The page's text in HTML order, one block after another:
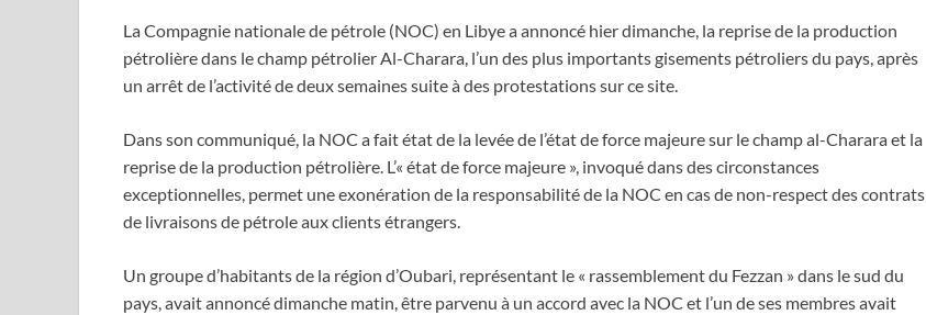
La Compagnie nationale de pétrole (NOC) en Libye a annoncé hier dimanche, la reprise de la production
pétrolière dans le champ pétrolier Al-Charara, l’un des plus importants gisements pétroliers du pays, après
un arrêt de l’activité de deux semaines suite à des protestations sur ce site.
Dans son communiqué, la NOC a fait état de la levée de l’état de force majeure sur le champ al-Charara et la
reprise de la production pétrolière. L’« état de force majeure », invoqué dans des circonstances
exceptionnelles, permet une exonération de la responsabilité de la NOC en cas de non-respect des contrats
de livraisons de pétrole aux clients étrangers.
Un groupe d’habitants de la région d’Oubari, représentant le « rassemblement du Fezzan » dans le sud du
pays, avait annoncé dimanche matin, être parvenu à un accord avec la NOC et l’un de ses membres avait